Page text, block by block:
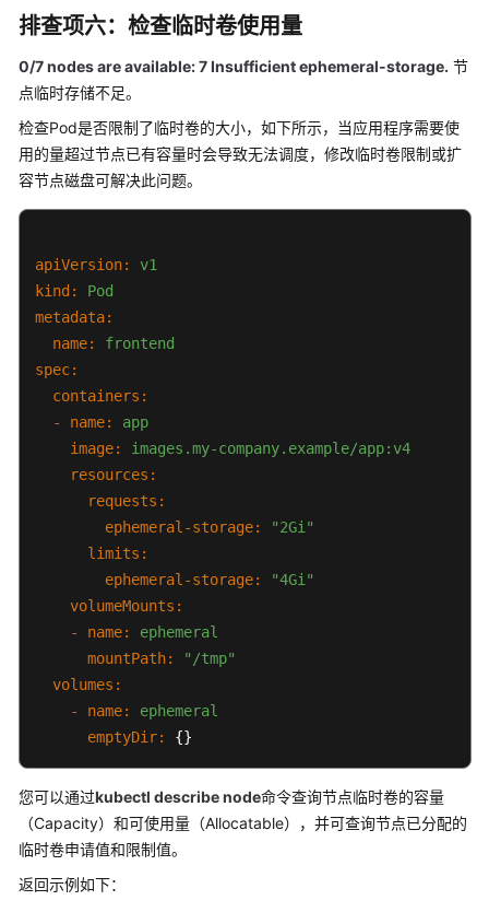
度
失
败
作
负
载
镜
工
作
启
动
容
失
败
负
载
排查项六：检查临时卷使用量
0/7 nodes are available: 7 Insufficient ephemeral-storage. 节
点临时存储不足。
检查Pod是否限制了临时卷的大小，如下所示，当应用程序需要使
用的量超过节点已有容量时会导致无法调度，修改临时卷限制或扩
容节点磁盘可解决此问题。
apiVersion:
v1
kind:
Pod
metadata:
name:
frontend
spec:
containers:
-
name:
app
image:
images.my-company.example/app:v4
resources:
requests:
ephemeral-storage:
"2Gi"
limits:
ephemeral-storage:
"4Gi"
volumeMounts:
-
name:
ephemeral
mountPath:
"/tmp"
volumes:
-
name:
ephemeral
emptyDir:
{}
您可以通过kubectl describe node命令查询节点临时卷的容量
（Capacity）和可使用量（Allocatable），并可查询节点已分配的
临时卷申请值和限制值。
返回示例如下：